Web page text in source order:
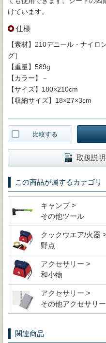
けています。
仕様
【素材】210デニール・ナイロ
グ］
【重量】589g
【カラー】－
【サイズ】180×210cm
【収納サイズ】18×27×3cm
比較する
取扱説明
この商品が属するカテゴリ
キャンプ >
その他ツール
クックウエア/火器 >
野点
アクセサリー >
和小物
アクセサリー >
その他アクセサリー
関連商品